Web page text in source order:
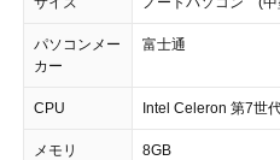
パソコンメー
カー
富士通
CPU Intel Celeron 第7世
メモリ 8GB